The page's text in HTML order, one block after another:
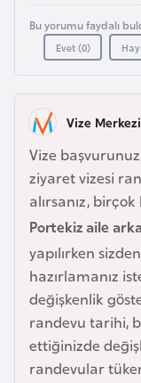
Bu yorumu faydalı
Evet (0)
Vize Merkezi
Vize
ziyaret vizesi
alırsanız,
Portekiz aile
yapılırken
hazırlamanız
değişkenlik
randevu tarihi,
ettiğinizde
randevular
b
a
c
a
n
B
a
h
r
e
y
n
B